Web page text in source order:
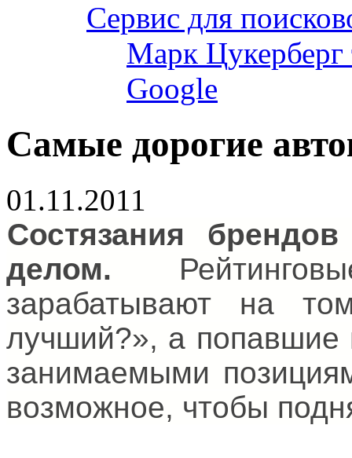
Сервис для
Марк Цукерберг
Google
Cамые дорогие
01.11.2011
Состязания
делом.
зарабатывают на
лучший?», а попавшие
занимаемыми
возможное, чтобы